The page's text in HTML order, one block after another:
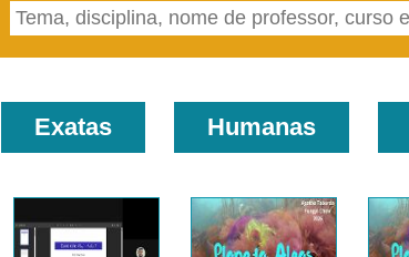
Exatas Humanas